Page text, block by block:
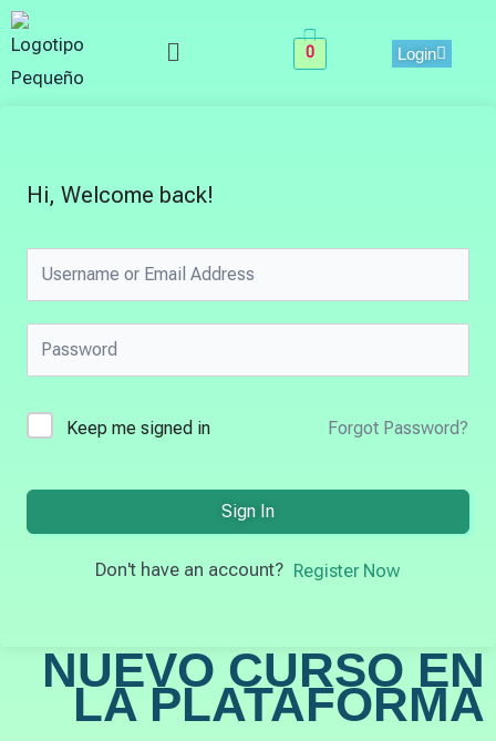
Skip
to
content
Menu 0 Login
Hi, Welcome back!
Keep me signed in Forgot Password?
Sign In
Don't have an account? Register Now
NUEVO CURSO EN
LA PLATAFORMA